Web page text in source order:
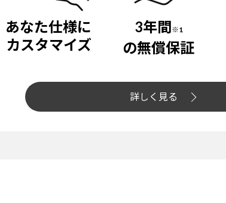
あなた仕様に
カスタマイズ
3年間※1
の無償保証
詳しく見る